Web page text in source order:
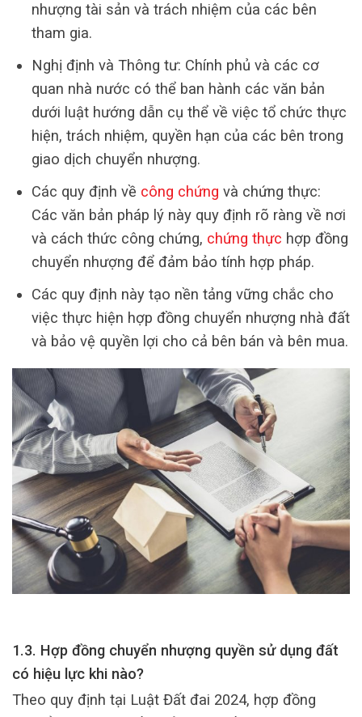
nhượng tài sản và trách nhiệm của các bên
tham gia.
Nghị định và Thông tư: Chính phủ và các cơ
quan nhà nước có thể ban hành các văn bản
dưới luật hướng dẫn cụ thể về việc tổ chức thực
hiện, trách nhiệm, quyền hạn của các bên trong
giao dịch chuyển nhượng.
Các quy định về công chứng và chứng thực:
Các văn bản pháp lý này quy định rõ ràng về nơi
và cách thức công chứng, chứng thực hợp đồng
chuyển nhượng để đảm bảo tính hợp pháp.
Các quy định này tạo nền tảng vững chắc cho
việc thực hiện hợp đồng chuyển nhượng nhà đất
và bảo vệ quyền lợi cho cả bên bán và bên mua.
1.3. Hợp đồng chuyển nhượng quyền sử dụng đất
có hiệu lực khi nào?
Theo quy định tại Luật Đất đai 2024, hợp đồng